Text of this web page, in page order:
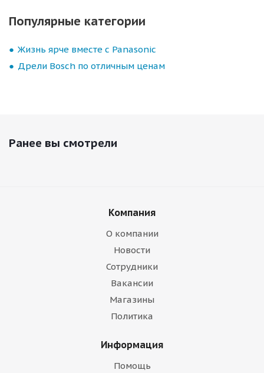
Популярные категории
Жизнь ярче вместе с Panasonic
Дрели Bosch по отличным ценам
Ранее вы смотрели
Компания
О компании
Новости
Сотрудники
Вакансии
Магазины
Политика
Информация
Помощь